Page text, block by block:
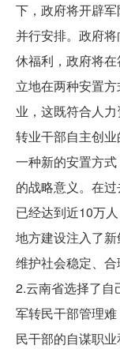
下，政府将开辟
并行安排。政府
休福利，政府将
立地在两种安置
业，这既符合人
转业干部自主创
一种新的安置方
的战略意义。在
已经达到近10万
地方建设注入了
维护社会稳定、合
2.云南省选择了自
军转民干部管理
民干部的自谋职